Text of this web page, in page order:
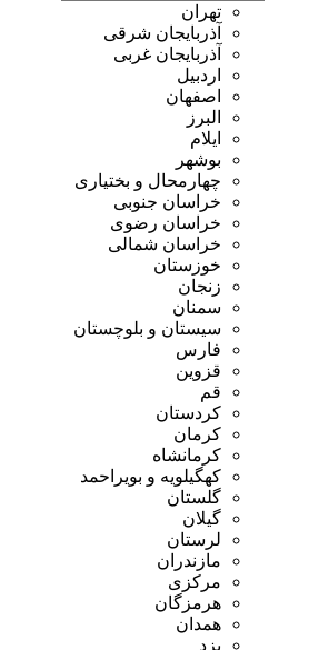
تهران
آذربایجان شرقی
آذربایجان غربی
اردبیل
اصفهان
البرز
ایلام
بوشهر
چهارمحال و بختیاری
خراسان جنوبی
خراسان رضوی
خراسان شمالی
خوزستان
زنجان
سمنان
سیستان و بلوچستان
فارس
قزوین
قم
کردستان
کرمان
کرمانشاه
کهگیلویه و بویراحمد
گلستان
گیلان
لرستان
مازندران
مرکزی
هرمزگان
همدان
یزد